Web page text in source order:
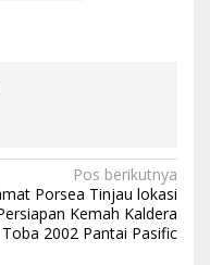
Pos berikutnya
Porsea Tinjau lokasi
Kemah Kaldera
Toba 2002 Pantai Pasific